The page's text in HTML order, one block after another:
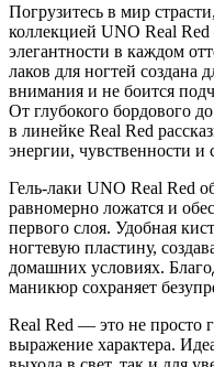
Погрузитесь в мир
коллекцией UNO Real Red
элегантности в каждом
лаков для ногтей создана
внимания и не боится
От глубокого бордового
в линейке Real Red
энергии, чувственности и
Гель-лаки UNO Real Red
равномерно ложатся и
первого слоя. Удобная
ногтевую пластину,
домашних условиях.
маникюр сохраняет
Real Red — это не просто
выражение характера.